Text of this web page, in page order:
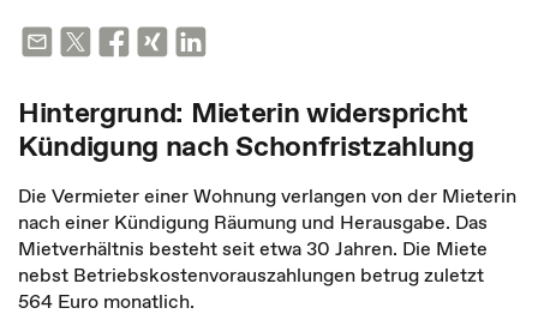
Hintergrund: Mieterin widerspricht
Kündigung nach Schonfristzahlung
Die Vermieter einer Wohnung verlangen von der Mieterin
nach einer Kündigung Räumung und Herausgabe. Das
Mietverhältnis besteht seit etwa 30 Jahren. Die Miete
nebst Betriebskostenvorauszahlungen betrug zuletzt
564 Euro monatlich.